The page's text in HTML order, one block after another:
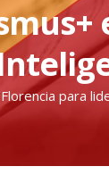
para